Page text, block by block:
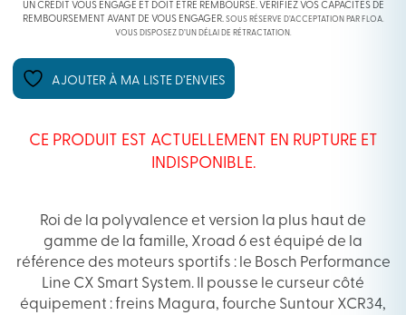
UN CRÉDIT VOUS ENGAGE ET DOIT ÊTRE REMBOURSÉ. VÉRIFIEZ VOS CAPACITÉS DE
REMBOURSEMENT AVANT DE VOUS ENGAGER. SOUS RÉSERVE D’ACCEPTATION PAR FLOA.
VOUS DISPOSEZ D’UN DÉLAI DE RÉTRACTATION.
AJOUTER À MA LISTE D’ENVIES
CE PRODUIT EST ACTUELLEMENT EN RUPTURE ET
INDISPONIBLE.
Roi de la polyvalence et version la plus haut de
gamme de la famille, Xroad 6 est équipé de la
référence des moteurs sportifs : le Bosch Performance
Line CX Smart System. Il pousse le curseur côté
équipement : freins Magura, fourche Suntour XCR34,